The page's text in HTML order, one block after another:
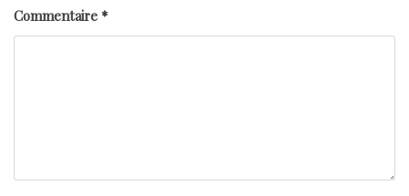
Commentaire *